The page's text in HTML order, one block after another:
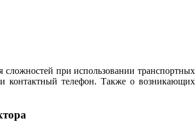
при использовании транспортных
контактный телефон. Также о возникающих